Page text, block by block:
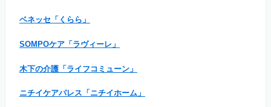
ベネッセ「くらら」
SOMPOケア「ラヴィーレ」
木下の介護「ライフコミューン」
ニチイケアパレス「ニチイホーム」